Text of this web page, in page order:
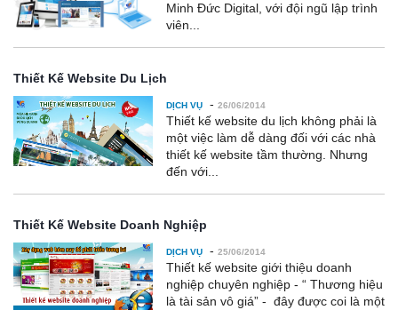
Minh Đức Digital, với đội ngũ lập trình
viên...
Thiết Kế Website Du Lịch
DỊCH VỤ - 26/06/2014
Thiết kế website du lịch không phải là
một việc làm dễ dàng đối với các nhà
thiết kế website tầm thường. Nhưng
đến với...
Thiết Kế Website Doanh Nghiệp
DỊCH VỤ - 25/06/2014
Thiết kế website giới thiệu doanh
nghiệp chuyên nghiệp - “ Thương hiệu
là tài sản vô giá” - đây được coi là một